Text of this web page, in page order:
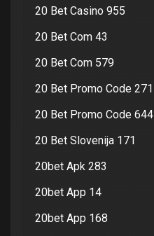
20 Bet Casino 955
20 Bet Com 43
20 Bet Com 579
20 Bet Promo Code 271
20 Bet Promo Code 644
20 Bet Slovenija 171
20bet Apk 283
20bet App 14
20bet App 168